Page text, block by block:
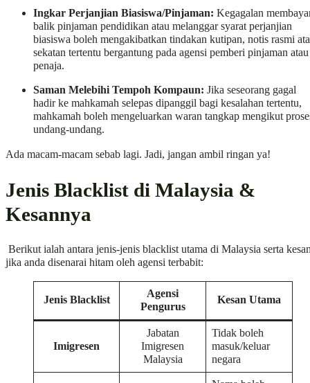
Ingkar Perjanjian Biasiswa/Pinjaman: Kegagalan
balik pinjaman pendidikan atau melanggar syarat perjanjian
biasiswa boleh mengakibatkan tindakan kutipan, notis rasmi
sekatan tertentu bergantung pada agensi pemberi pinjaman atau
penaja.
Saman Melebihi Tempoh Kompaun: Jika seseorang gagal
hadir ke mahkamah selepas dipanggil bagi kesalahan tertentu,
mahkamah boleh mengeluarkan waran tangkap mengikut
undang-undang.
Ada macam-macam sebab lagi. Jadi, jangan ambil ringan ya!
Jenis Blacklist di Malaysia &
Kesannya
Berikut ialah antara jenis-jenis blacklist utama di Malaysia serta
jika anda disenarai hitam oleh agensi terbabit:
Jenis Blacklist
Agensi
Pengurus
Kesan Utama
Imigresen
Jabatan
Imigresen
Malaysia
Tidak boleh
masuk/keluar
negara